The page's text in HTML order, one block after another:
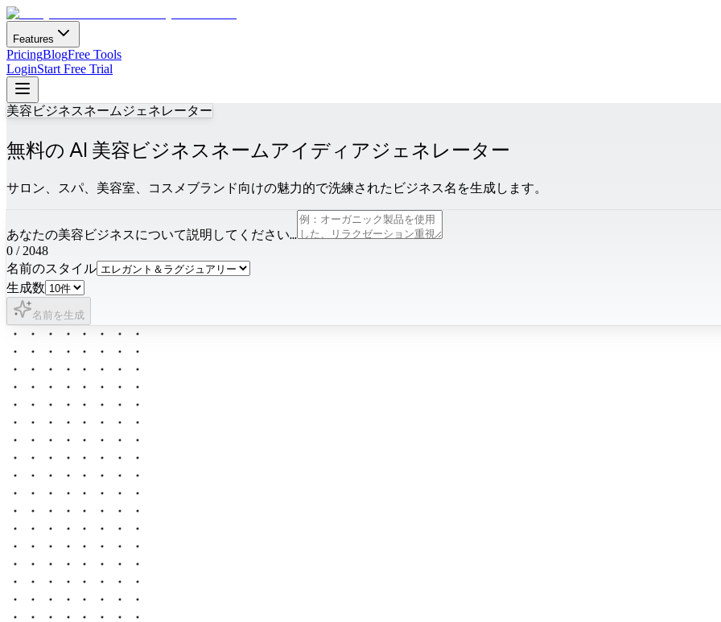
Features
PricingBlogFree Tools
LoginStart Free Trial
美容ビジネスネームジェネレーター
無料の AI 美容ビジネスネームアイディアジェネレーター
サロン、スパ、美容室、コスメブランド向けの魅力的で洗練されたビジネス名を生成します。
あなたの美容ビジネスについて説明してください...
0 / 2048
名前のスタイル
生成数
名前を生成